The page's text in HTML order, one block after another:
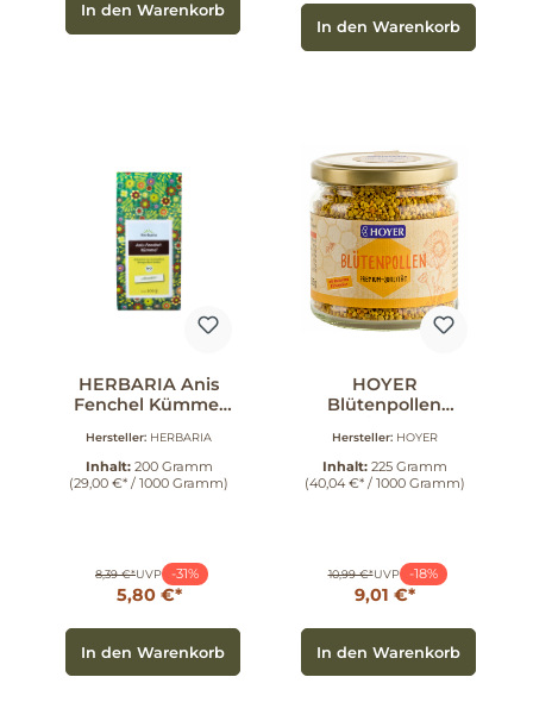
In den Warenkorb
In den Warenkorb
HERBARIA Anis
Fenchel Kümmel
Hersteller: HERBARIA
Inhalt: 200 Gramm
(29,00 €* / 1000 Gramm)
8,39 €*UVP -31%
5,80 €*
In den Warenkorb
HOYER
Blütenpollen
Hersteller: HOYER
Inhalt: 225 Gramm
(40,04 €* / 1000 Gramm)
10,99 €*UVP -18%
9,01 €*
In den Warenkorb